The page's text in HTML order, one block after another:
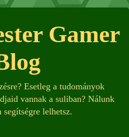
Gamer
Esetleg a tudományok
vannak a suliban? Nálunk
segítségre lelhetsz.